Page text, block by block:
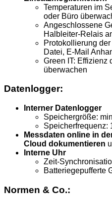
Temperaturen im
oder Büro
Angeschlossene
Halbleiter-Relais
Protokollierung
Datei, E-Mail
Green IT: Effizienz
überwachen
Datenlogger:
Interner Datenlogger
Speichergröße:
Speicherfrequenz:
Messdaten online in
Cloud dokumentieren
Interne Uhr
Zeit-
Batteriegepufferte
Normen & Co.: